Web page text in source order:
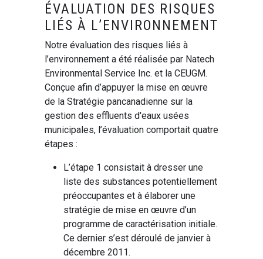
ÉVALUATION DES RISQUES
LIÉS À L’ENVIRONNEMENT
Notre évaluation des risques liés à
l’environnement a été réalisée par Natech
Environmental Service Inc. et la CEUGM.
Conçue afin d’appuyer la mise en œuvre
de la Stratégie pancanadienne sur la
gestion des effluents d'eaux usées
municipales, l’évaluation comportait quatre
étapes :
L’étape 1 consistait à dresser une
liste des substances potentiellement
préoccupantes et à élaborer une
stratégie de mise en œuvre d’un
programme de caractérisation initiale.
Ce dernier s’est déroulé de janvier à
décembre 2011.